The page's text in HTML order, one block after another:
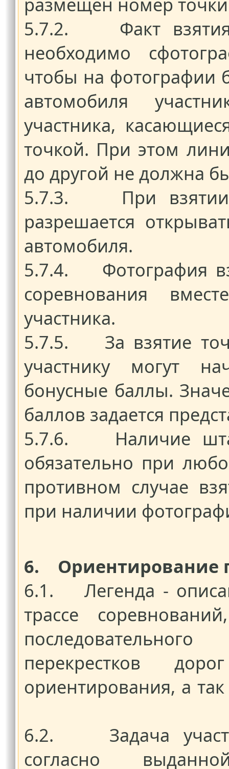
5.7.2. Факт взятия
необходимо
чтобы на фотографии
автомобиля
участника,
точкой. При этом
до другой не должна
5.7.3. При взятии
разрешается
автомобиля.
5.7.4. Фотография
соревнования
участника.
5.7.5. За взятие
участнику могут
бонусные баллы.
баллов задается
5.7.6. Наличие
обязательно при
противном случае
при наличии
6. Ориентирование
6.1. Легенда -
трассе
перекрестков
ориентирования, а
6.2. Задача
согласно